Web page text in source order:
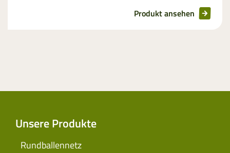
Produkt ansehen
Unsere Produkte
Rundballennetz